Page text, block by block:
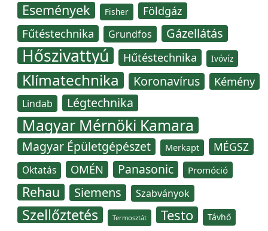
Események Fisher Földgáz
Fűtéstechnika Grundfos Gázellátás
Hőszivattyú Hűtéstechnika Ivóvíz
Klímatechnika Koronavírus Kémény
Lindab Légtechnika
Magyar Mérnöki Kamara
Magyar Épületgépészet Merkapt MÉGSZ
Oktatás OMÉN Panasonic Promóció
Rehau Siemens Szabványok
Szellőztetés Termosztát Testo Távhő